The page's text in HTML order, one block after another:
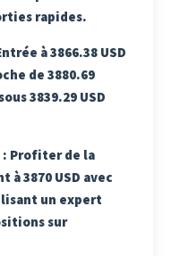
rapides.
à 3866.38 USD
de 3880.69
3839.29 USD
: Profiter de la
3870 USD avec
un expert
sur